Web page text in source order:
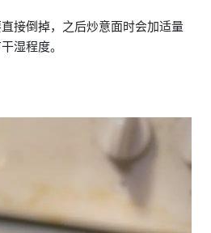
接倒掉，之后炒意面时会加适量
湿程度。